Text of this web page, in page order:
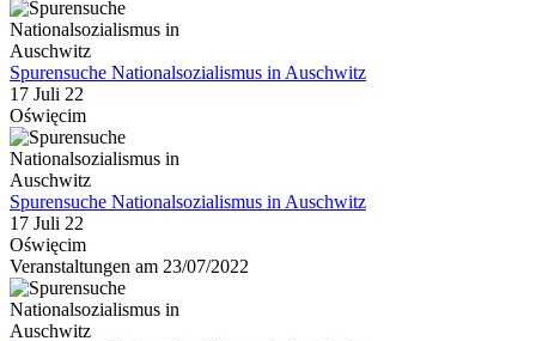
Spurensuche Nationalsozialismus in Auschwitz
17 Juli 22
Oświęcim
Spurensuche Nationalsozialismus in Auschwitz
17 Juli 22
Oświęcim
Veranstaltungen am 23/07/2022